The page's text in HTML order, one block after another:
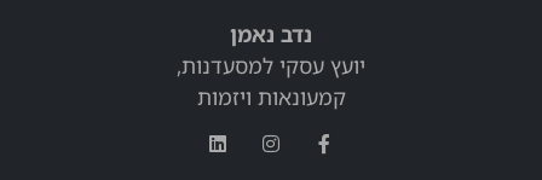
נדב נאמן
יועץ עסקי למסעדנות,
קמעונאות ויזמות